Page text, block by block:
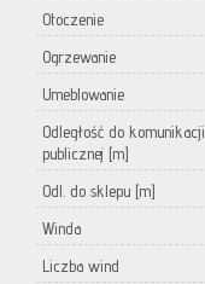
Otoczenie
Ogrzewanie
Umeblowanie
Odległość do komunikacji
publicznej [m]
Odl. do sklepu [m]
Winda
Liczba wind